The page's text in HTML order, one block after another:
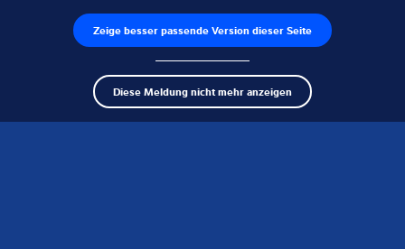
Zeige besser passende Version dieser Seite
Diese Meldung nicht mehr anzeigen
Produktfinder